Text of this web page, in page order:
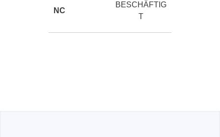
NC
BESCHÄFTIG
T